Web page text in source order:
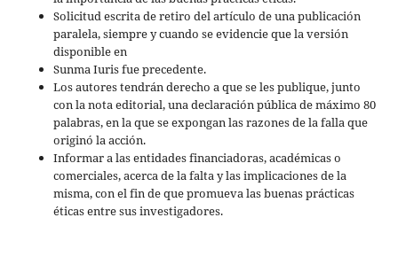
Solicitud escrita de retiro del artículo de una publicación
paralela, siempre y cuando se evidencie que la versión
disponible en
Sunma Iuris fue precedente.
Los autores tendrán derecho a que se les publique, junto
con la nota editorial, una declaración pública de máximo 80
palabras, en la que se expongan las razones de la falla que
originó la acción.
Informar a las entidades financiadoras, académicas o
comerciales, acerca de la falta y las implicaciones de la
misma, con el fin de que promueva las buenas prácticas
éticas entre sus investigadores.